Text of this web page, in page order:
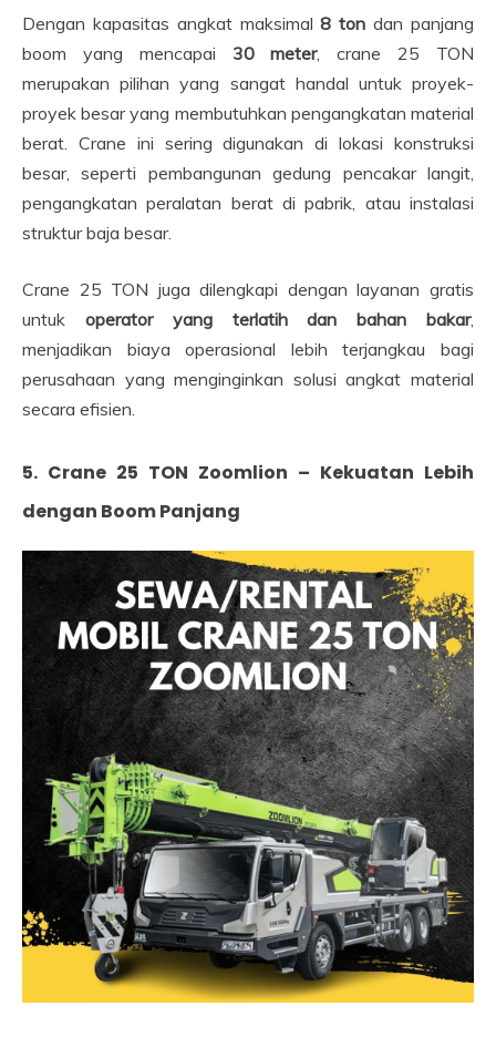
Dengan kapasitas angkat maksimal8 ton dan panjang
boom yang mencapai 30 meter, crane 25 TON
merupakan pilihan yang sangat handal untuk proyek-
proyek besar yang membutuhkan pengangkatan material
berat. Crane ini sering digunakan di lokasi konstruksi
besar, seperti pembangunan gedung pencakar langit,
pengangkatan peralatan berat di pabrik, atau instalasi
struktur baja besar.
Crane 25 TON juga dilengkapi dengan layanan gratis
untuk operator yang terlatih dan bahan bakar,
menjadikan biaya operasional lebih terjangkau bagi
perusahaan yang menginginkan solusi angkat material
secara efisien.
5. Crane 25 TON Zoomlion – Kekuatan Lebih
dengan Boom Panjang